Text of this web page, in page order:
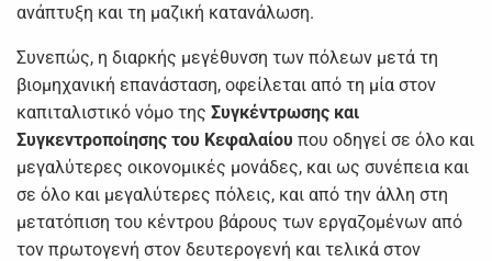
ανάπτυξη και τη μαζική κατανάλωση.
Συνεπώς, η διαρκής μεγέθυνση των πόλεων μετά τη
βιομηχανική επανάσταση, οφείλεται από τη μία στον
καπιταλιστικό νόμο της Συγκέντρωσης και
Συγκεντροποίησης του Κεφαλαίου που οδηγεί σε όλο και
μεγαλύτερες οικονομικές μονάδες, και ως συνέπεια και
σε όλο και μεγαλύτερες πόλεις, και από την άλλη στη
μετατόπιση του κέντρου βάρους των εργαζομένων από
τον πρωτογενή στον δευτερογενή και τελικά στον